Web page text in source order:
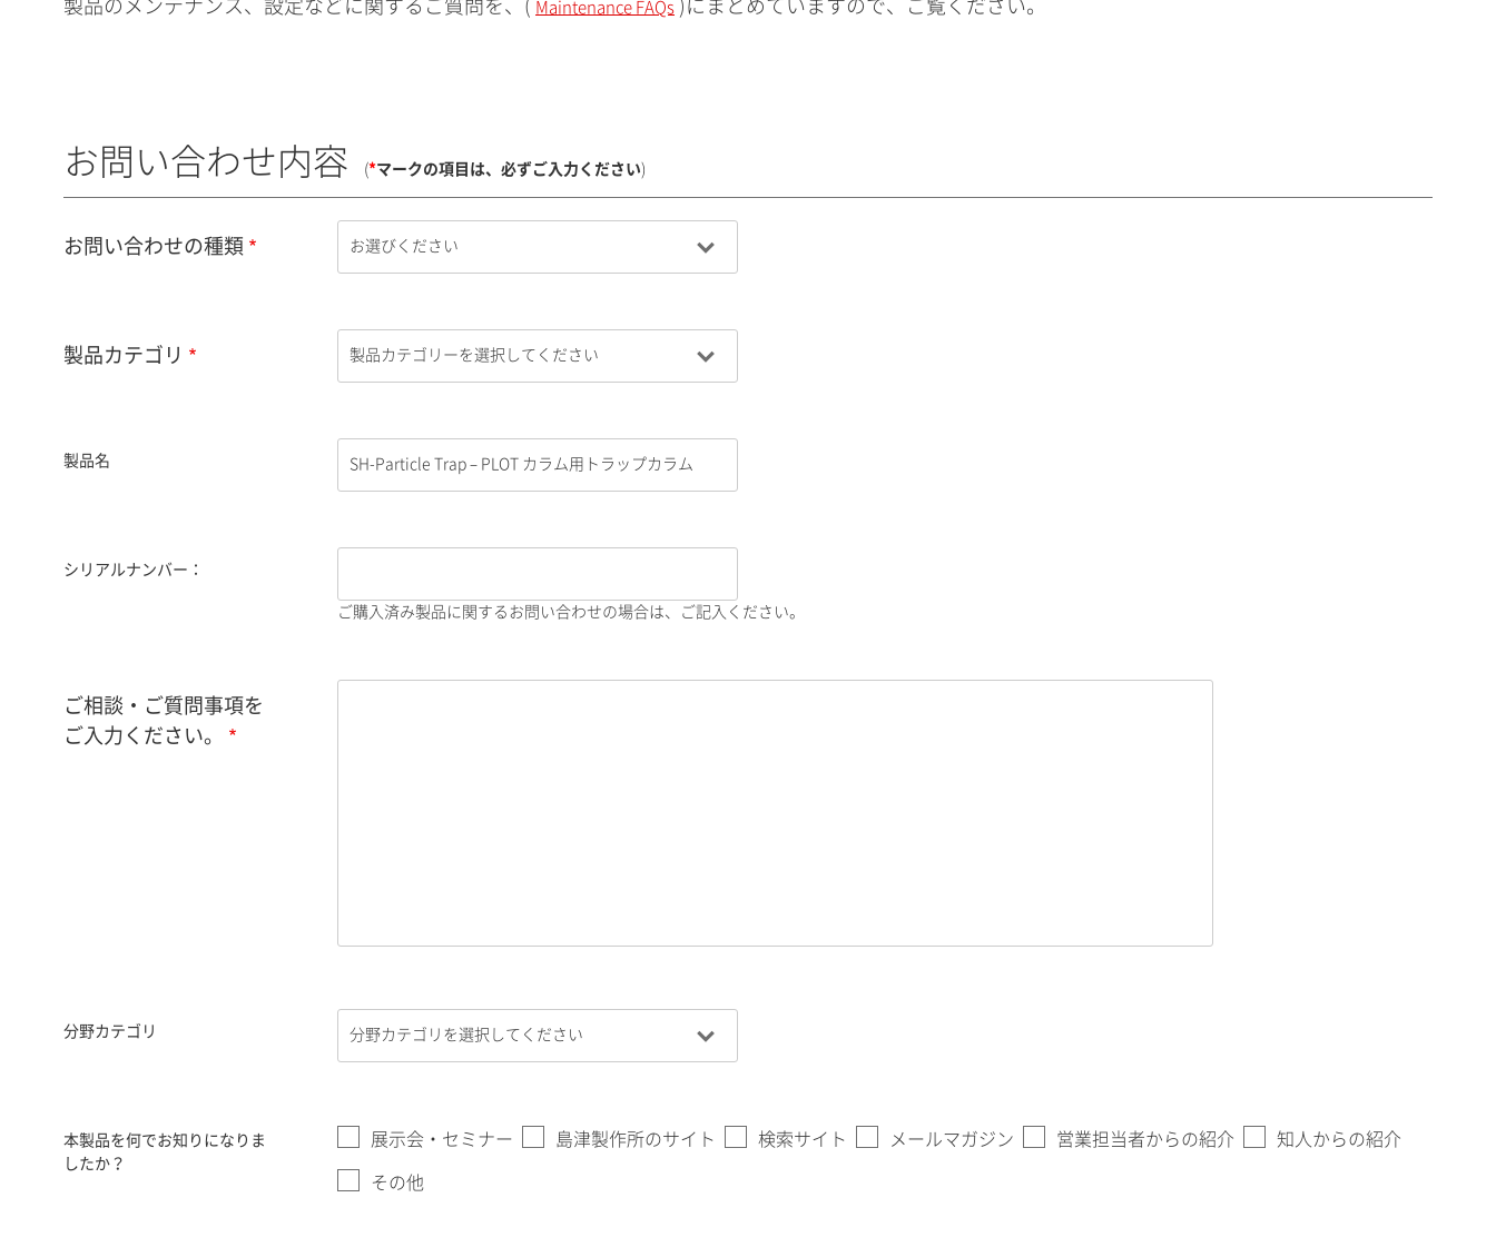
製品のメンテナンス、設定などに関するご質問を、( Maintenance FAQs )にまとめていますので、ご覧ください。
お問い合わせ内容 (*マークの項目は、必ずご入力ください)
お問い合わせの種類
製品カテゴリ
製品名
シリアルナンバー：
ご購入済み製品に関するお問い合わせの場合は、ご記入ください。
ご相談・ご質問事項を
ご入力ください。
分野カテゴリ
本製品を何でお知りになりま
したか？
展示会・セミナー 島津製作所のサイト 検索サイト メールマガジン 営業担当者からの紹介 知人からの紹介
その他